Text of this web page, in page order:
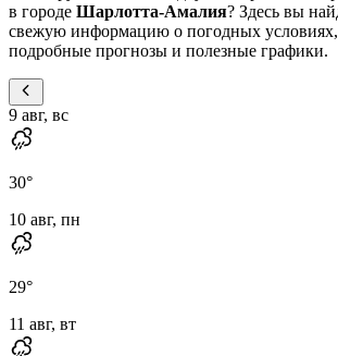
в городе Шарлотта-Амалия? Здесь вы
свежую информацию о погодных условиях,
подробные прогнозы и полезные графики.
9 авг, вс
30°
10 авг, пн
29°
11 авг, вт